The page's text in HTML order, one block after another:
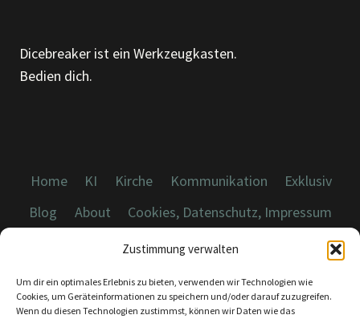
Zustimmung verwalten
Um dir ein optimales Erlebnis zu bieten, verwenden wir Technologien wie
Cookies, um Geräteinformationen zu speichern und/oder darauf zuzugreifen.
Wenn du diesen Technologien zustimmst, können wir Daten wie das
Dicebreaker ist ein Werkzeugkasten.
Bedien dich.
Home KI Kirche Kommunikation
Exklusiv
Blog
About Cookies, Datenschutz, Impressum